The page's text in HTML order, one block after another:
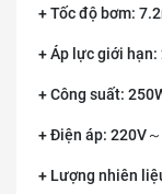
+ Tốc độ bơm:
+ Áp lực giới hạn:
+ Công suất:
+ Điện áp: 220V
+ Lượng nhiên